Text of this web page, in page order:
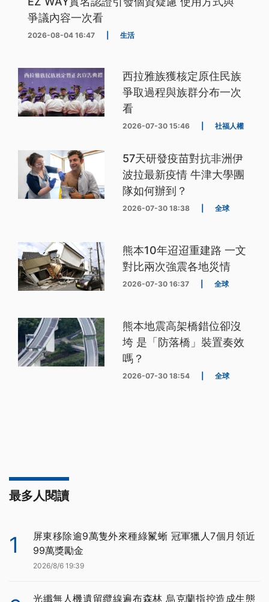
爭議內容一次看
2026-08-04 16:47 生活
西拉雅族獲核定原住民族
爭取過程與族群分布一次
看
2026-07-30 15:46 社福人權
57天研發疫苗對抗非洲伊
波拉最新疫情 牛津大學團
隊如何辦到？
2026-07-30 18:38 全球
熊本10年迢迢重建路 一文
對比兩次強震各地災情
2026-07-30 16:37 全球
熊本地震高架橋錯位卻沒
垮 是「防落橋」裝置奏效
嗎？
2026-07-30 18:54 全球
最多人閱讀
1
屏東移除逾9萬隻外來種綠鬣蜥 冠軍獵人7個月領近
99萬獎勵金
2026/8/6 19:39
光纖無人機遺留纜線遍布森林 烏克蘭指控造成生態